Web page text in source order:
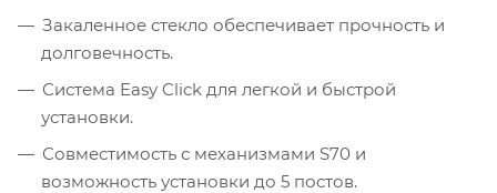
Закаленное стекло обеспечивает прочность и
долговечность.
Система Easy Click для легкой и быстрой
установки.
Совместимость с механизмами S70 и
возможность установки до 5 постов.